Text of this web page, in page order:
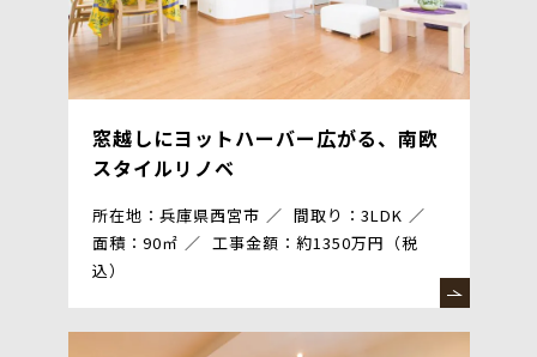
窓越しにヨットハーバー広がる、南欧
スタイルリノベ
所在地：兵庫県西宮市
間取り：3LDK
面積：90㎡
工事金額：約1350万円（税
込）